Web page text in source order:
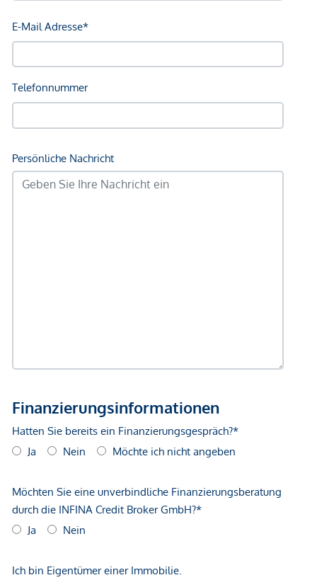
*Der Vertrag kommt nicht mit der INFINA Credit Broker
Immobilienunternehmen angeboten. Allfällige aus dem
Vertragsabschluss resultierende Rechte sind ausschließlich
gegenüber dem anbietenden Immobilienunternehmen
unverbindliche Vorabinformationen sind und daher ohne
Gewähr erfolgen. Der Vermittler ist als Doppelmakler tätig.